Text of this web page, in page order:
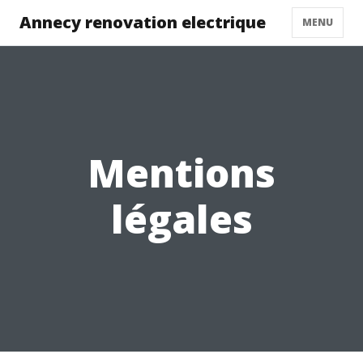
Annecy renovation electrique MENU
Mentions
légales